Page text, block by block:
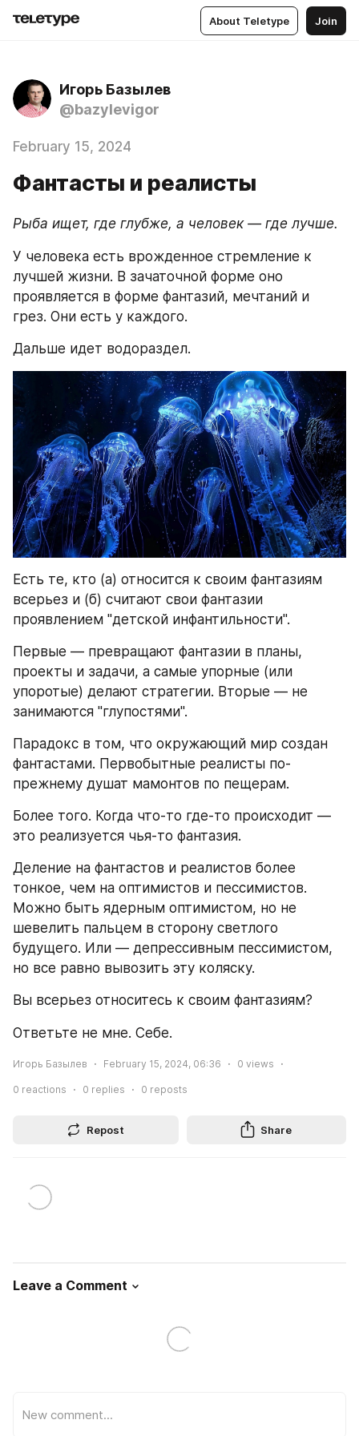
About Teletype Join
Игорь Базылев
@bazylevigor
February 15, 2024
Фантасты и реалисты
Рыба ищет, где глубже, а человек — где лучше.
У человека есть врожденное стремление к
лучшей жизни. В зачаточной форме оно
проявляется в форме фантазий, мечтаний и
грез. Они есть у каждого.
Дальше идет водораздел.
Есть те, кто (а) относится к своим фантазиям
всерьез и (б) считают свои фантазии
проявлением "детской инфантильности".
Первые — превращают фантазии в планы,
проекты и задачи, а самые упорные (или
упоротые) делают стратегии. Вторые — не
занимаются "глупостями".
Парадокс в том, что окружающий мир создан
фантастами. Первобытные реалисты по-
прежнему душат мамонтов по пещерам.
Более того. Когда что-то где-то происходит —
это реализуется чья-то фантазия.
Деление на фантастов и реалистов более
тонкое, чем на оптимистов и пессимистов.
Можно быть ядерным оптимистом, но не
шевелить пальцем в сторону светлого
будущего. Или — депрессивным пессимистом,
но все равно вывозить эту коляску.
Вы всерьез относитесь к своим фантазиям?
Ответьте не мне. Себе.
Игорь Базылев February 15, 2024, 06:36 0 views
0 reactions 0 replies 0 reposts
Repost Share
Leave a Comment